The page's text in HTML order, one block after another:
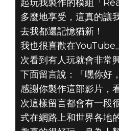
起玩我製作的模組「
多麼地享受，這真的讓
去我都還記憶猶新！
我也很喜歡在YouTube
次看到有人玩就會非常
下面留言說：「嘿你好
感謝你製作這部影片，
次這樣留言都會有一段
式在網路上和世界各地